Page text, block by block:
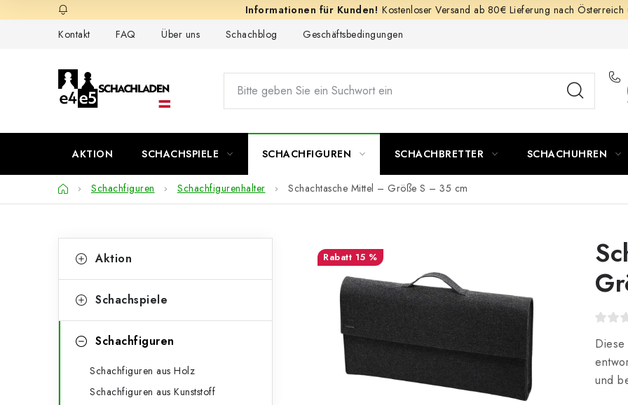
Inhalt
Kostenloser Versand ab 80€ Lieferung nach Österreich
Kontakt
FAQ Über uns Schachblog Geschäftsbedingungen
AKTION SCHACHSPIELE SCHACHFIGUREN SCHACHBRETTER SCHACHUHREN
StartseiteSchachfiguren Schachfigurenhalter Schachtasche Mittel – Größe S – 35 cm
e
t
überspringen
a
e
Aktion
Schachspiele
Schachfiguren
Schachfiguren aus Holz
Schachfiguren aus Kunststoff
und
15 %